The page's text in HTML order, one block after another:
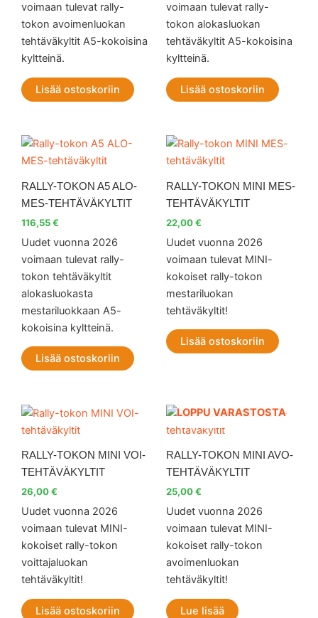
voimaan tulevat rally-
tokon avoimenluokan
tehtäväkyltit A5-kokoisina
kyltteinä.
Lisää ostoskoriin
voimaan tulevat rally-
tokon alokasluokan
tehtäväkyltit A5-kokoisina
kyltteinä.
Lisää ostoskoriin
RALLY-TOKON A5 ALO-
MES-TEHTÄVÄKYLTIT
116,55€
Uudet vuonna 2026
voimaan tulevat rally-
tokon tehtäväkyltit
alokasluokasta
mestariluokkaan A5-
kokoisina kyltteinä.
Lisää ostoskoriin
RALLY-TOKON MINI MES-
TEHTÄVÄKYLTIT
22,00€
Uudet vuonna 2026
voimaan tulevat MINI-
kokoiset rally-tokon
mestariluokan
tehtäväkyltit!
Lisää ostoskoriin
RALLY-TOKON MINI VOI-
TEHTÄVÄKYLTIT
26,00€
Uudet vuonna 2026
voimaan tulevat MINI-
kokoiset rally-tokon
voittajaluokan
tehtäväkyltit!
Lisää ostoskoriin
LOPPU VARASTOSTA
RALLY-TOKON MINI AVO-
TEHTÄVÄKYLTIT
25,00€
Uudet vuonna 2026
voimaan tulevat MINI-
kokoiset rally-tokon
avoimenluokan
tehtäväkyltit!
Lue lisää